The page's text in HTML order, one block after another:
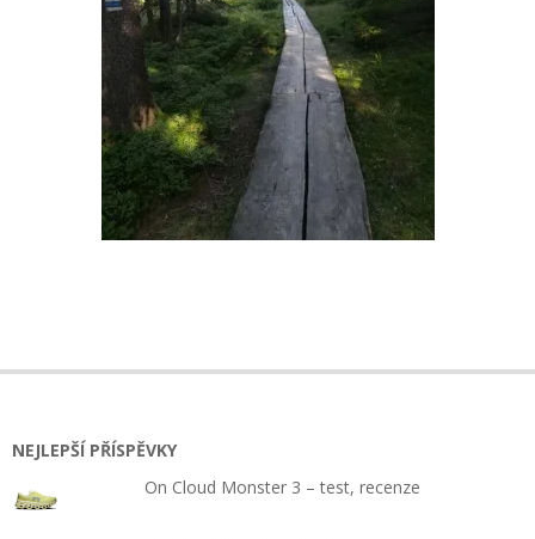
NEJLEPŠÍ PŘÍSPĚVKY
On Cloud Monster 3 – test, recenze